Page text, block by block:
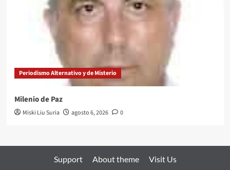
Periodismo Alternativo y de Misterio
Milenio de Paz
Miski Liu Suria agosto 6, 2026 0
Support About theme Visit Us